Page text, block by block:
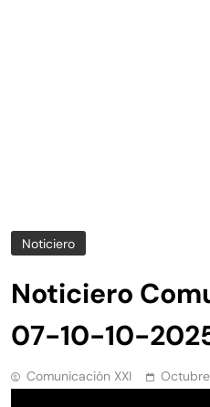
Noticiero
Noticiero
07-10-10-
Comunicación XXI